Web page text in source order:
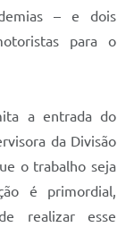
– e dois
para o
a entrada do
da Divisão
o trabalho seja
é primordial,
realizar esse